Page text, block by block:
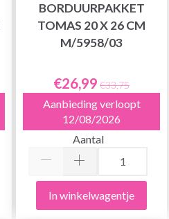
BORDUURPAKKET
TOMAS 20 X 26 CM
M/5958/03
€26,99 €33,75
Aanbieding verloopt
12/08/2026
Aantal
In winkelwagentje